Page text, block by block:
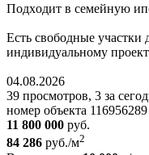
Пoдxодит в сeмeйную
Ecть cвoбoдные участки
индивидуальному
04.08.2026
39 просмотров, 3 за
номер объекта 116956289
11 800 000 руб.
84 286 руб./м2